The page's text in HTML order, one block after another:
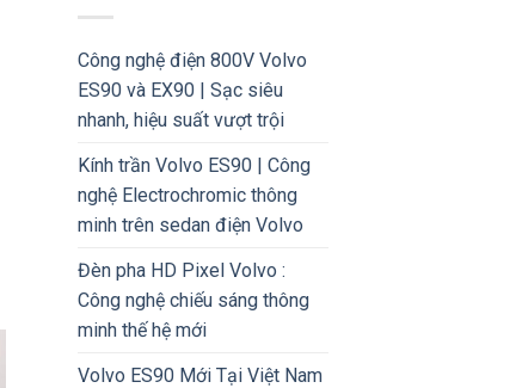
Công nghệ điện 800V Volvo
ES90 và EX90 | Sạc siêu
nhanh, hiệu suất vượt trội
Kính trần Volvo ES90 | Công
nghệ Electrochromic thông
minh trên sedan điện Volvo
Đèn pha HD Pixel Volvo :
Công nghệ chiếu sáng thông
minh thế hệ mới
Volvo ES90 Mới Tại Việt Nam